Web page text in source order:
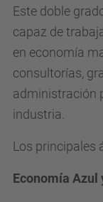
Este doble
capaz de
en economía
consultorías,
administración
industria.
Los principales
Economía Azul